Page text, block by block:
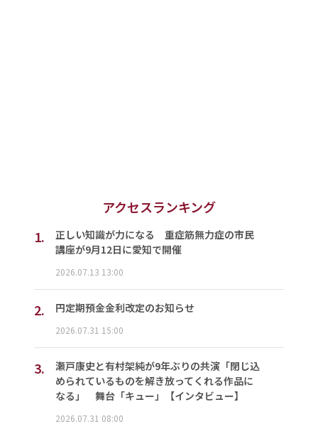
アクセスランキング
1.
正しい知識が力になる 重症筋無力症の市民
講座が9月12日に愛知で開催
2026.07.13 13:00
2. 円定期預金金利改定のお知らせ
2026.07.31 15:00
3.
瀬戸康史と有村架純が9年ぶりの共演「閉じ込
められているものを解き放ってくれる作品に
なる」 舞台「キュー」【インタビュー】
2026.07.31 08:00